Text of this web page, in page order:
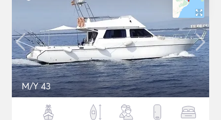
M/Y 43